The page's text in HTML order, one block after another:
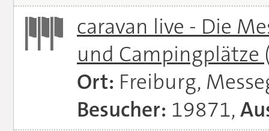
caravan live - Die
und Campingplätze
Ort: Freiburg,
Besucher: 19871,